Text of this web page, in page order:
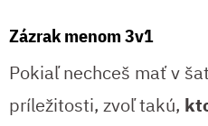
Zázrak menom 3v1
Pokiaľ nechceš mať v
príležitosti, zvoľ takú,